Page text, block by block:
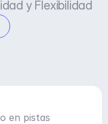
y Flexibilidad
en pistas